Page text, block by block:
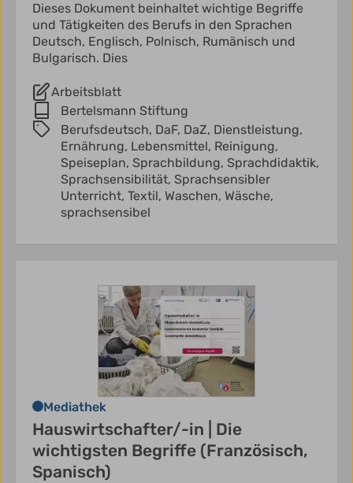
Dieses Dokument beinhaltet wichtige Begriffe
und Tätigkeiten des Berufs in den Sprachen
Deutsch, Englisch, Polnisch, Rumänisch und
Bulgarisch. Dies
Arbeitsblatt
Bertelsmann Stiftung
Berufsdeutsch, DaF, DaZ, Dienstleistung,
Ernährung, Lebensmittel, Reinigung,
Speiseplan, Sprachbildung, Sprachdidaktik,
Sprachsensibilität, Sprachsensibler
Unterricht, Textil, Waschen, Wäsche,
sprachsensibel
Mediathek
Hauswirtschafter/-in | Die
wichtigsten Begriffe (Französisch,
Spanisch)